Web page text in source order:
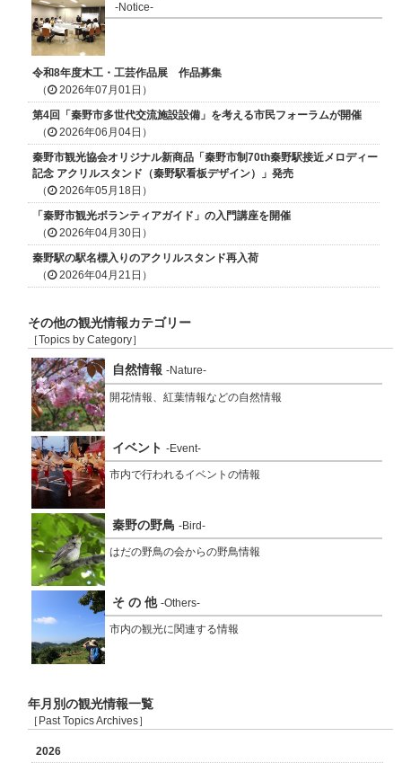
-Notice-
令和8年度木工・工芸作品展 作品募集
（
2026年07月01日）
第4回「秦野市多世代交流施設設備」を考える市民フォーラムが開催
（
2026年06月04日）
秦野市観光協会オリジナル新商品「秦野市制70th秦野駅接近メロディー
記念 アクリルスタンド（秦野駅看板デザイン）」発売
（
2026年05月18日）
「秦野市観光ボランティアガイド」の入門講座を開催
（
2026年04月30日）
秦野駅の駅名標入りのアクリルスタンド再入荷
（
2026年04月21日）
その他の観光情報カテゴリー
［Topics by Category］
自然情報 -Nature-
開花情報、紅葉情報などの自然情報
イベント -Event-
市内で行われるイベントの情報
秦野の野鳥 -Bird-
はだの野鳥の会からの野鳥情報
そ の 他 -Others-
市内の観光に関連する情報
年月別の観光情報一覧
［Past Topics Archives］
2026